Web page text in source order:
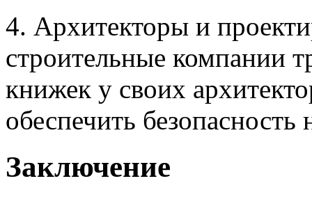
4. Архитекторы и
строительные компании
книжек у своих
обеспечить безопасность
Заключение